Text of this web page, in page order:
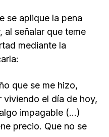
se aplique la pena
al señalar que teme
mediante la
que se me hizo,
el día de hoy,
impagable (…)
precio. Que no se